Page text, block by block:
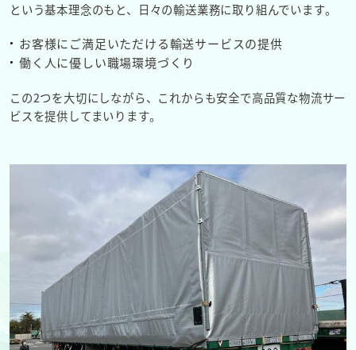
という基本理念のもと、日々の輸送業務に取り組んでいます。
お客様にご満足いただける輸送サービスの提供
働く人に優しい職場環境づくり
この2つを大切にしながら、これからも安全で高品質な物流サー
ビスを提供してまいります。